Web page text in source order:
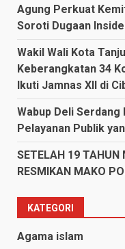
Agung Perkuat
Soroti Dugaan
Wakil Wali Kota
Keberangkatan 34
Ikuti Jamnas XII di
Wabup Deli
Pelayanan Publik
SETELAH 19 TAHUN
RESMIKAN MAKO
KATEGORI
Agama islam